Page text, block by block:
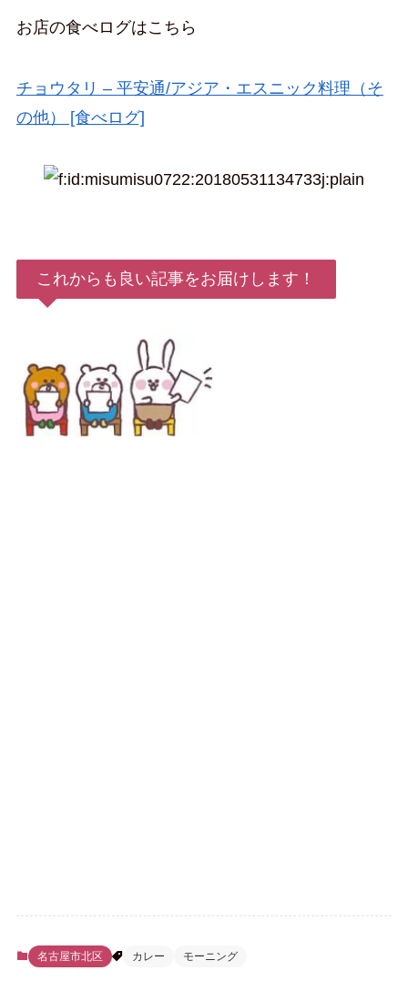
お店の食べログはこちら
チョウタリ – 平安通/アジア・エスニック料理（そ
の他） [食べログ]
これからも良い記事をお届けします！
名古屋市北区 カレー モーニング